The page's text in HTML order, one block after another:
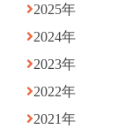
2025年
2024年
2023年
2022年
2021年